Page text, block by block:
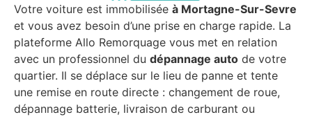
Votre voiture est immobilisée à Mortagne-Sur-Sevre
et vous avez besoin d’une prise en charge rapide. La
plateforme Allo Remorquage vous met en relation
avec un professionnel du dépannage auto de votre
quartier. Il se déplace sur le lieu de panne et tente
une remise en route directe : changement de roue,
dépannage batterie, livraison de carburant ou